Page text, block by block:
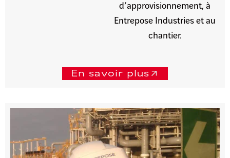
d’approvisionnement, à
Entrepose Industries et au
chantier.
En savoir plus